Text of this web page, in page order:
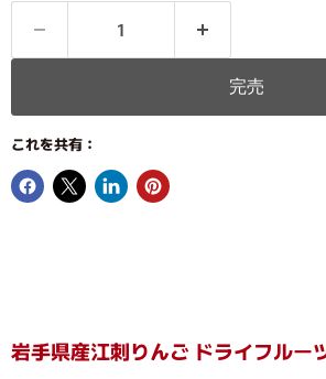
完売
これを共有：
岩手県産江刺りんご ドライフルー